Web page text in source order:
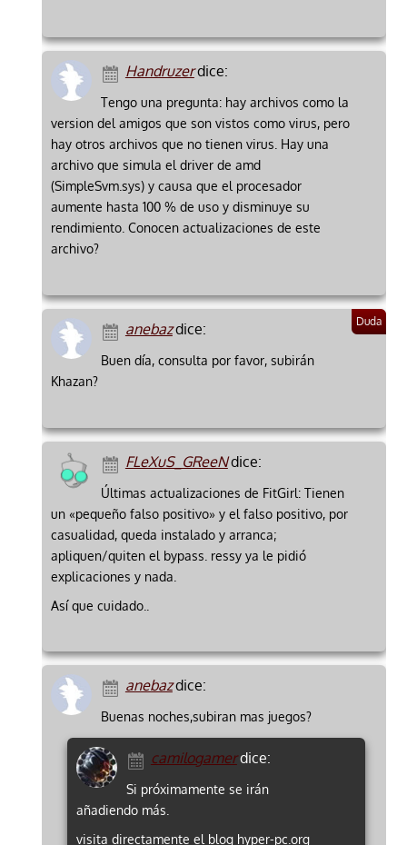
Handruzerdice:
Tengo una pregunta: hay archivos como la
version del amigos que son vistos como virus, pero
hay otros archivos que no tienen virus. Hay una
archivo que simula el driver de amd
(SimpleSvm.sys) y causa que el procesador
aumente hasta 100 % de uso y disminuye su
rendimiento. Conocen actualizaciones de este
archivo?
anebazdice:
Buen día, consulta por favor, subirán
Khazan?
FLeXuS_GReeNdice:
Últimas actualizaciones de FitGirl: Tienen
un «pequeño falso positivo» y el falso positivo, por
casualidad, queda instalado y arranca;
apliquen/quiten el bypass. ressy ya le pidió
explicaciones y nada.
Así que cuidado..
anebazdice:
Buenas noches,subiran mas juegos?
camilogamerdice:
Si próximamente se irán
añadiendo más.
visita directamente el blog hyper-pc.org